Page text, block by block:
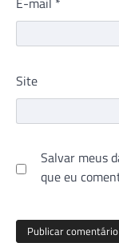
Site
Salvar meus
que eu